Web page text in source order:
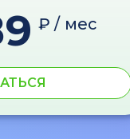
₽ / мес